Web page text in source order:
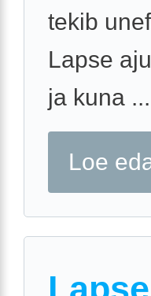
tekib
Lapse
ja kuna ...
Loe